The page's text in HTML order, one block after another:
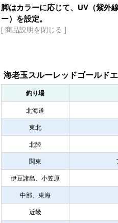
脚はカラーに応じて、UV（紫外
ー）を設定。
[ 商品説明を閉じる ]
海老玉スルーレッドゴールド
釣り場
北海道
東北
北陸
関東
伊豆諸島、小笠原
中部、東海
近畿